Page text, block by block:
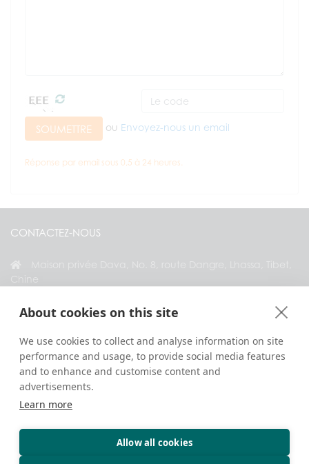
About cookies on this site
We use cookies to collect and analyse information on site
performance and usage, to provide social media features
and to enhance and customise content and
advertisements.
Learn more
Allow all cookies
SOUMETTRE ou Envoyez-nous un email
Réponse par email sous 0,5 à 24 heures.
CONTACTEZ-NOUS
RESTEZ CONNECTÉ AVEC NOUS
Droits d’auteur © 2026. Tous droits réservés.
Confidentialité